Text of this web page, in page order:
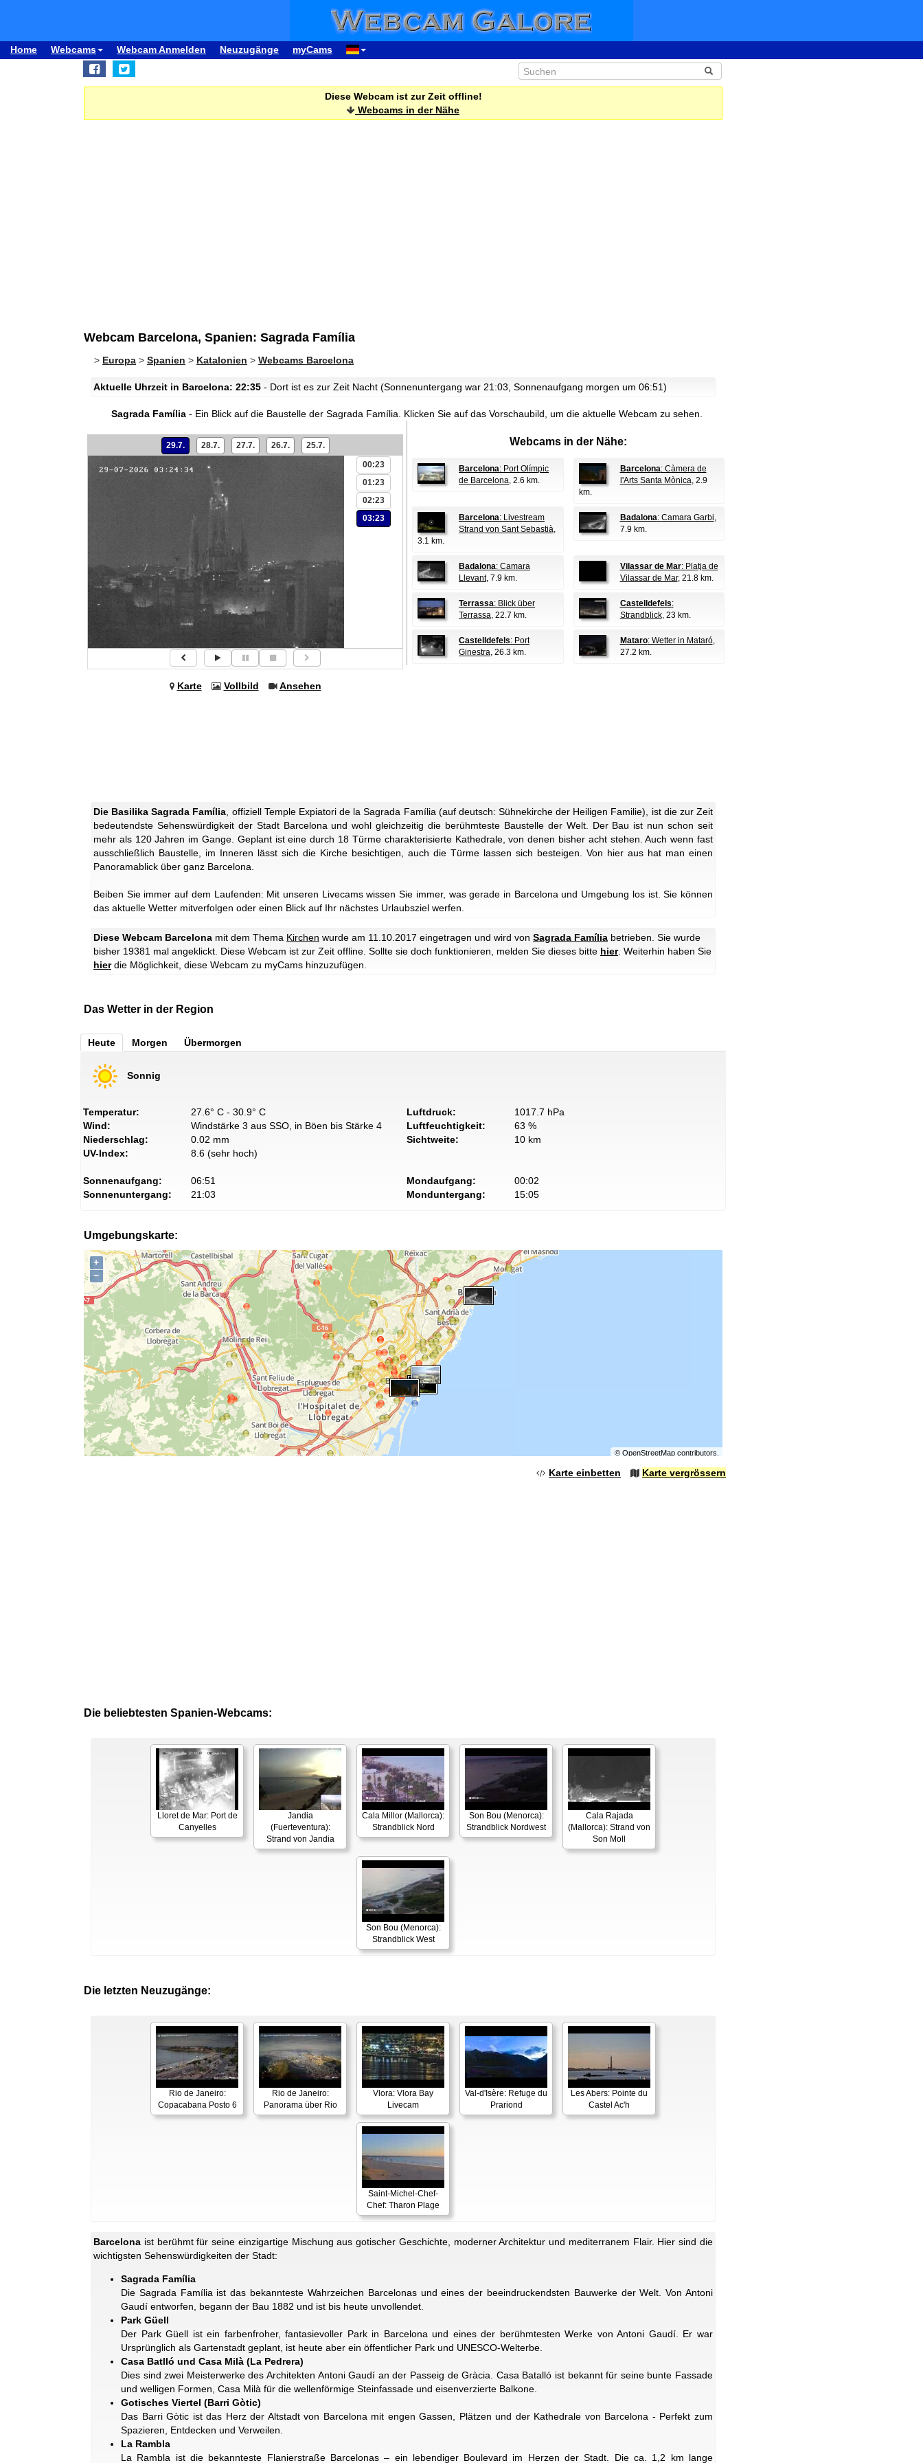
Home Webcams Webcam Anmelden Neuzugänge myCams
Diese Webcam ist zur Zeit offline!
Webcams in der Nähe
Webcam Barcelona, Spanien: Sagrada Família
> Europa > Spanien > Katalonien > Webcams Barcelona
Aktuelle Uhrzeit in Barcelona: 22:35 - Dort ist es zur Zeit Nacht (Sonnenuntergang war 21:03, Sonnenaufgang morgen um 06:51)
Sagrada Família- Ein Blick auf die Baustelle der Sagrada Família. Klicken Sie auf das Vorschaubild, um die aktuelle Webcam zu sehen.
29.7. 28.7. 27.7. 26.7. 25.7.
00:23
01:23
02:23
03:23
Karte Vollbild Ansehen
Webcams in der Nähe:
Barcelona: Port Olímpic
de Barcelona, 2.6 km.
Barcelona: Càmera de
l'Arts Santa Mònica, 2.9
km.
Barcelona: Livestream
Strand von Sant Sebastià,
3.1 km.
Badalona: Camara Garbi,
7.9 km.
Badalona: Camara
Llevant, 7.9 km.
Vilassar de Mar: Platja de
Vilassar de Mar, 21.8 km.
Terrassa: Blick über
Terrassa, 22.7 km.
Castelldefels:
Strandblick, 23 km.
Castelldefels: Port
Ginestra, 26.3 km.
Mataro: Wetter in Mataró,
27.2 km.
Die Basilika Sagrada Família , offiziell Temple Expiatori de la Sagrada Família (auf deutsch: Sühnekirche der Heiligen Familie), ist die zur Zeit
bedeutendste Sehenswürdigkeit der Stadt Barcelona und wohl gleichzeitig die berühmteste Baustelle der Welt. Der Bau ist nun schon seit
mehr als 120 Jahren im Gange. Geplant ist eine durch 18 Türme charakterisierte Kathedrale, von denen bisher acht stehen. Auch wenn fast
ausschließlich Baustelle, im Inneren lässt sich die Kirche besichtigen, auch die Türme lassen sich besteigen. Von hier aus hat man einen
Panoramablick über ganz Barcelona.
Beiben Sie immer auf dem Laufenden: Mit unseren Livecams wissen Sie immer, was gerade in Barcelona und Umgebung los ist. Sie können
das aktuelle Wetter mitverfolgen oder einen Blick auf Ihr nächstes Urlaubsziel werfen.
Diese Webcam Barcelona mit dem Thema Kirchen wurde am 11.10.2017 eingetragen und wird von Sagrada Família betrieben. Sie wurde
bisher 19381 mal angeklickt. Diese Webcam ist zur Zeit offline. Sollte sie doch funktionieren, melden Sie dieses bitte hier. Weiterhin haben Sie
hierdie Möglichkeit, diese Webcam zu myCams hinzuzufügen.
Das Wetter in der Region
Heute Morgen Übermorgen
Sonnig
Temperatur:
27.6° C - 30.9° C
Wind:
Windstärke 3 aus SSO, in Böen bis Stärke 4
Niederschlag:
0.02 mm
UV-Index:
8.6 (sehr hoch)
Luftdruck:
1017.7 hPa
Luftfeuchtigkeit:
63 %
Sichtweite:
10 km
Sonnenaufgang:
06:51
Sonnenuntergang:
21:03
Mondaufgang:
00:02
Monduntergang:
15:05
Umgebungskarte:
+
−
© OpenStreetMapcontributors.
Karte einbetten Karte vergrössern
Die beliebtesten Spanien-Webcams:
Lloret de Mar: Port de
Canyelles
Jandia
(Fuerteventura):
Strand von Jandia
Cala Millor (Mallorca):
Strandblick Nord
Son Bou (Menorca):
Strandblick Nordwest
Cala Rajada
(Mallorca): Strand von
Son Moll
Son Bou (Menorca):
Strandblick West
Die letzten Neuzugänge:
Rio de Janeiro:
Copacabana Posto 6
Rio de Janeiro:
Panorama über Rio
Vlora: Vlora Bay
Livecam
Val-d'Isère: Refuge du
Prariond
Les Abers: Pointe du
Castel Ac'h
Saint-Michel-Chef-
Chef: Tharon Plage
Barcelona ist berühmt für seine einzigartige Mischung aus gotischer Geschichte, moderner Architektur und mediterranem Flair. Hier sind die
wichtigsten Sehenswürdigkeiten der Stadt:
Sagrada Família
Die Sagrada Família ist das bekannteste Wahrzeichen Barcelonas und eines der beeindruckendsten Bauwerke der Welt. Von Antoni
Gaudí entworfen, begann der Bau 1882 und ist bis heute unvollendet.
Park Güell
Der Park Güell ist ein farbenfroher, fantasievoller Park in Barcelona und eines der berühmtesten Werke von Antoni Gaudí. Er war
Ursprünglich als Gartenstadt geplant, ist heute aber ein öffentlicher Park und UNESCO-Welterbe.
Casa Batlló und Casa Milà (La Pedrera)
Dies sind zwei Meisterwerke des Architekten Antoni Gaudí an der Passeig de Gràcia. Casa Batalló ist bekannt für seine bunte Fassade
und welligen Formen, Casa Milà für die wellenförmige Steinfassade und eisenverzierte Balkone.
Gotisches Viertel (Barri Gòtic)
Das Barri Gòtic ist das Herz der Altstadt von Barcelona mit engen Gassen, Plätzen und der Kathedrale von Barcelona - Perfekt zum
Spazieren, Entdecken und Verweilen.
La Rambla
La Rambla ist die bekannteste Flanierstraße Barcelonas – ein lebendiger Boulevard im Herzen der Stadt. Die ca. 1,2 km lange